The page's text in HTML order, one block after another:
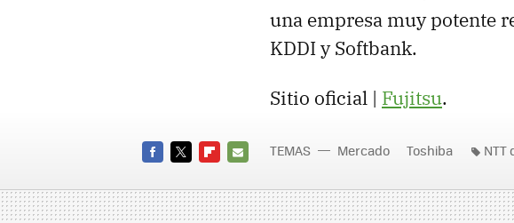
una empresa muy potente
KDDIy Softbank.
Sitio oficial | Fujitsu.
MAIL
TEMAS Mercado Toshiba NTT